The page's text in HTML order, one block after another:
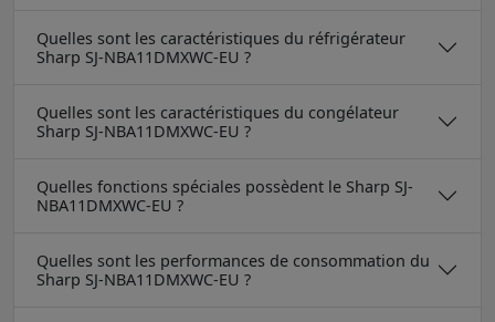
Quelles sont les caractéristiques du réfrigérateur
Sharp SJ-NBA11DMXWC-EU ?
Quelles sont les caractéristiques du congélateur
Sharp SJ-NBA11DMXWC-EU ?
Quelles fonctions spéciales possèdent le Sharp SJ-
NBA11DMXWC-EU ?
Quelles sont les performances de consommation du
Sharp SJ-NBA11DMXWC-EU ?